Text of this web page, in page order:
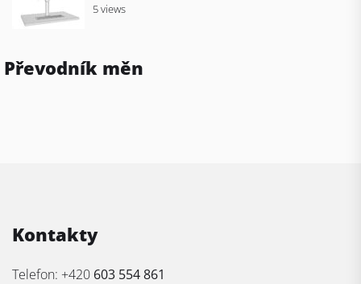
5 views
Převodník měn
Kontakty
Telefon: +420 603 554 861